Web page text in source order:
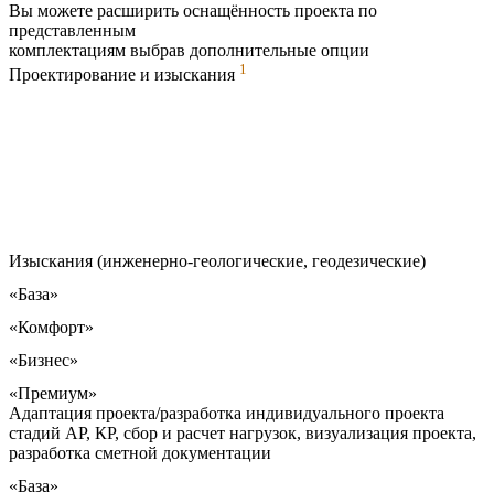
Вы можете расширить оснащённость проекта по
представленным
комплектациям выбрав дополнительные опции
Проектирование и изыскания 1
Изыскания (инженерно-геологические, геодезические)
«База»
«Комфорт»
«Бизнес»
«Премиум»
Адаптация проекта/разработка индивидуального проекта
стадий АР, КР, сбор и расчет нагрузок, визуализация проекта,
разработка сметной документации
«База»